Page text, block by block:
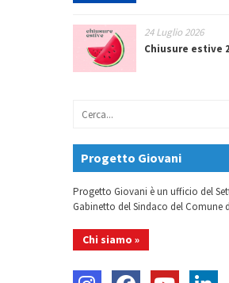
24 Luglio 2026
Chiusure estive
Progetto Giovani
Progetto Giovani è un ufficio del
Gabinetto del Sindaco del Comune
Chi siamo »